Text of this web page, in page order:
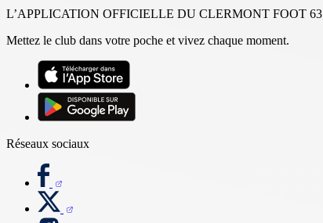
L’APPLICATION OFFICIELLE DU CLERMONT FOOT 63
Mettez le club dans votre poche et vivez chaque moment.
Réseaux sociaux